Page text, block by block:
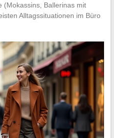
(Mokassins, Ballerinas mit
Alltagssituationen im Büro